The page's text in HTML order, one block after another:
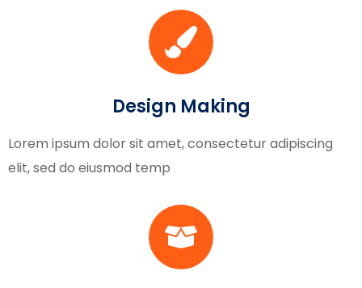
Design Making
Lorem ipsum dolor sit amet, consectetur adipiscing
elit, sed do eiusmod temp